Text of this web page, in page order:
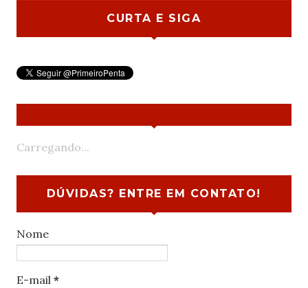
CURTA E SIGA
Carregando...
DÚVIDAS? ENTRE EM CONTATO!
Nome
E-mail *